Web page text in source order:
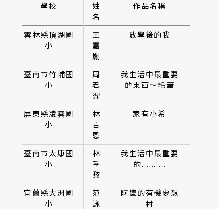
學校
姓
名
作品名稱
雲林縣頂湖國
小
王
嘉
胤
放學後的我
臺南市竹埔國
小
周
君
羿
我生活中最重要
的東西～毛筆
屏東縣凌雲國
小
林
言
恩
家有小希
臺南市太康國
小
林
季
黎
我生活中最重要
的..........
宜蘭縣大洲國
小
范
詠
阿嬤的有機夢想
村